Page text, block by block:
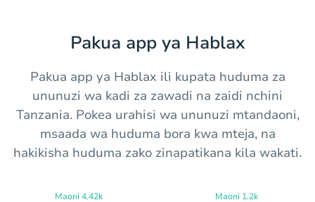
Pakua app ya Hablax
Pakua app ya Hablax ili kupata huduma za
ununuzi wa kadi za zawadi na zaidi nchini
Tanzania. Pokea urahisi wa ununuzi mtandaoni,
msaada wa huduma bora kwa mteja, na
hakikisha huduma zako zinapatikana kila wakati.
Maoni 4.42k Maoni 1.2k